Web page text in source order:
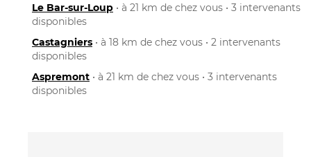
Le Bar-sur-Loup • à 21 km de chez vous • 3 intervenants
disponibles
Castagniers • à 18 km de chez vous • 2 intervenants
disponibles
Aspremont • à 21 km de chez vous • 3 intervenants
disponibles